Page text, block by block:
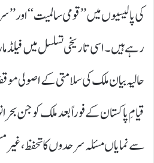
کی پالیسیوں میں ’’ قومی سالمیت‘‘ اور
رہے ہیں۔ اسی تاریخی تسلسل میں فیلڈ
حالیہ بیان ملک کی سلامتی کے اصولی
قیامِ پاکستان کے فوراً بعد ملک کو جن
سے نمایاں مسئلہ سرحدوں کا تحفظ، غیر